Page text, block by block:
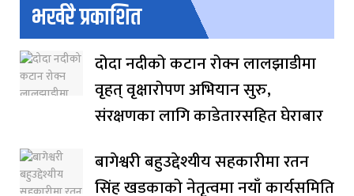
भर्खरै प्रकाशित
दोदा नदीको कटान रोक्न लालझाडीमा
वृहत् वृक्षारोपण अभियान सुरु,
संरक्षणका लागि काडेतारसहित घेराबार
बागेश्वरी बहुउद्देश्यीय सहकारीमा रतन
सिंह खडकाको नेतृत्वमा नयाँ कार्यसमिति